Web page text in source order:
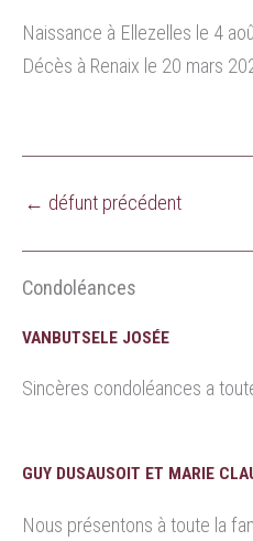
Naissance à Ellezelles le 4
Décès à Renaix le 20 mars
← défunt précédent
Condoléances
VANBUTSELE JOSÉE
Sincères condoléances a
GUY DUSAUSOIT ET MARIE
Nous présentons à toute la